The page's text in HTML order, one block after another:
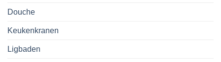
Douche
Keukenkranen
Ligbaden